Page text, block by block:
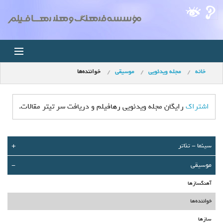
خانه
فروشگاه
مجله ویدئویی
کودک
خانه مجله ویدئویی موسیقی خواننده‌ها
اشتراک رایگان مجله ویدئویی رهافیلم و دریافت سر تیتر مقالات.
سينما - تئاتر
+
موسیقی
-
آهنگسازها
خواننده‌ها
سازها